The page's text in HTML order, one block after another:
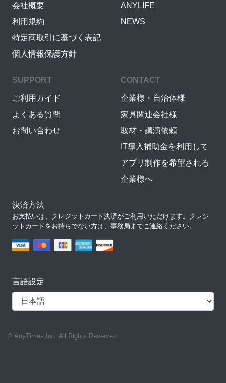
会社概要
利用規約
特定商取引に基づく表記
個人情報保護方針
ANYLIFE
NEWS
SUPPORT
ご利用ガイド
よくある質問
お問い合わせ
CONTACT
企業様・自治体様
家具関連会社様
取材・講演依頼
IT導入補助金を利用して
アプリ制作を希望される
企業様へ
決済方法
お支払いは、クレジットカード決済がご利用いただけます。クレジ
ットカードをお持ちでない方は、事務局までご連絡ください。
言語設定
© AnyTimes Inc. All Rights Reserved